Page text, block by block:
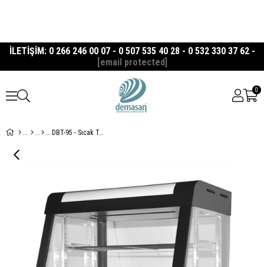
İLETİŞİM: 0 266 246 00 07 - 0 507 535 40 28 - 0 532 330 37 62 -
[email protected]
0
DBT-95 - Sıcak Teşhir Ünitesi, 90,5x50x65 cm